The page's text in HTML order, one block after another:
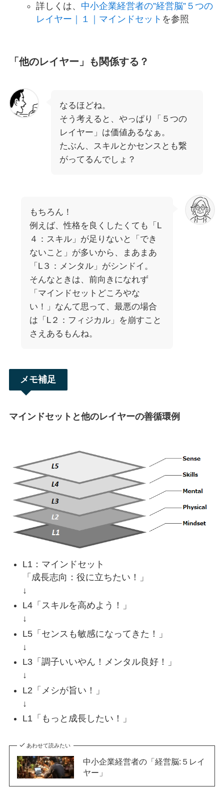
詳しくは、 中小企業経営者の”経営脳”５つの
レイヤー｜１｜マインドセット を参照
「他のレイヤー」も関係する？
なるほどね。
そう考えると、やっぱり「５つの
レイヤー」は価値あるなぁ。
たぶん、スキルとかセンスとも繋
がってるんでしょ？
もちろん！
例えば、性格を良くしたくても「L
４：スキル」が足りないと「でき
ないこと」が多いから、まあまあ
「L３：メンタル」がシンドイ。
そんなときは、前向きになれず
「マインドセットどころやな
い！」なんて思って、最悪の場合
は「L２：フィジカル」を崩すこと
さえあるもんね。
メモ補足
マインドセットと他のレイヤーの善循環例
L1：マインドセット
「成長志向：役に立ちたい！」
↓
L4「スキルを高めよう！」
↓
L5「センスも敏感になってきた！」
↓
L3「調子いいやん！メンタル良好！」
↓
L2「メシが旨い！」
↓
L1「もっと成長したい！」
あわせて読みたい
中小企業経営者の「経営脳:５レイ
ヤー」